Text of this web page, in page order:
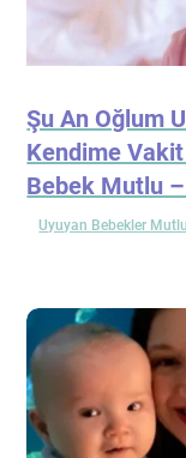
Şu An Oğlum
Kendime
Bebek Mutlu
Uyuyan Bebekler